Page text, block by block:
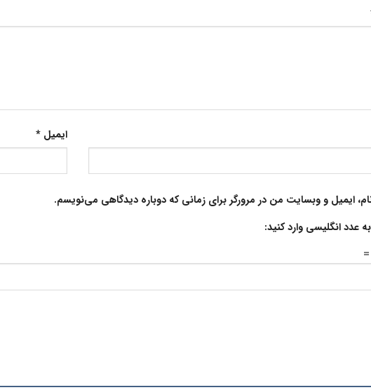
ایمیل *
ایمیل و وبسایت من در مرورگر برای زمانی که دوباره دیدگاهی می‌نویسم.
عدد انگلیسی وارد کنید: